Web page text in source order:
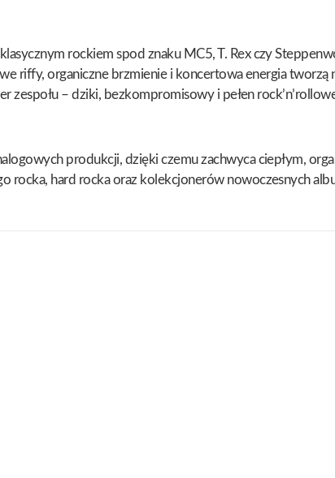
rockiem spod znaku MC5, T. Rex czy
riffy, organiczne brzmienie i koncertowa energia tworzą
zespołu – dziki, bezkompromisowy i pełen
produkcji, dzięki czemu zachwyca ciepłym,
rocka, hard rocka oraz kolekcjonerów nowoczesnych